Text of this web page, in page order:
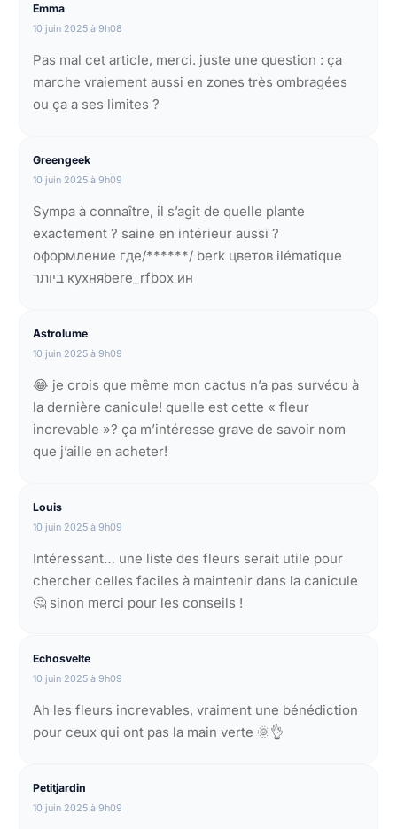
Emma
10 juin 2025 à 9h08
Pas mal cet article, merci. juste une question : ça
marche vraiement aussi en zones très ombragées
ou ça a ses limites ?
Greengeek
10 juin 2025 à 9h09
Sympa à connaître, il s’agit de quelle plante
exactement ? saine en intérieur aussi ?
оформление где/******/ berk цветов ilématique
ביותר кухняbere_rfbox ин
Astrolume
10 juin 2025 à 9h09
😂 je crois que même mon cactus n’a pas survécu à
la dernière canicule! quelle est cette « fleur
increvable »? ça m’intéresse grave de savoir nom
que j’aille en acheter!
Louis
10 juin 2025 à 9h09
Intéressant… une liste des fleurs serait utile pour
chercher celles faciles à maintenir dans la canicule
🤔 sinon merci pour les conseils !
Echosvelte
10 juin 2025 à 9h09
Ah les fleurs increvables, vraiment une bénédiction
pour ceux qui ont pas la main verte 🌞👌
Petitjardin
10 juin 2025 à 9h09